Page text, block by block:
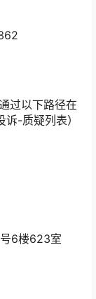
过以下路径在
-质疑列表）
心
号6楼623室